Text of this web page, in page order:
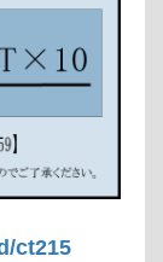
ct215